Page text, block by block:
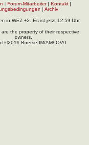
| Forum-Mitarbeiter| Kontakt|
| Archiv
in WEZ +2. Es ist jetzt 12:59 Uhr.
are the property of their respective
owners.
©2019 Boerse.IM/AM/IO/AI